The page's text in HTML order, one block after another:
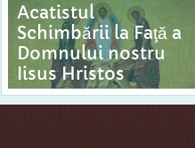
Acatistul
Schimbării la Faţă a
Domnului nostru
Iisus Hristos